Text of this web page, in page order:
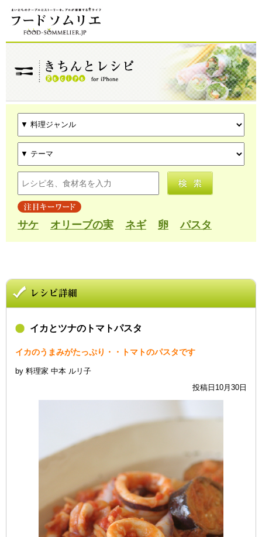
サケ オリーブの実 ネギ 卵 パスタ
イカとツナのトマトパスタ
イカのうまみがたっぷり・・トマトのパスタです
by 料理家 中本 ルリ子
投稿日10月30日